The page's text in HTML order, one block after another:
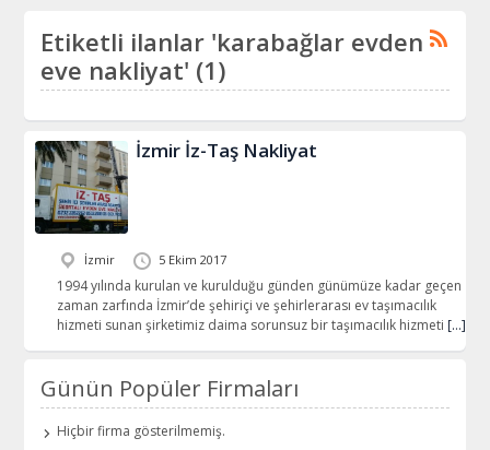
Etiketli ilanlar 'karabağlar evden
eve nakliyat' (1)
İzmir İz-Taş Nakliyat
İzmir 5 Ekim 2017
1994 yılında kurulan ve kurulduğu günden günümüze kadar geçen
zaman zarfında İzmir’de şehiriçi ve şehirlerarası ev taşımacılık
hizmeti sunan şirketimiz daima sorunsuz bir taşımacılık hizmeti […]
Günün Popüler Firmaları
Hiçbir firma gösterilmemiş.